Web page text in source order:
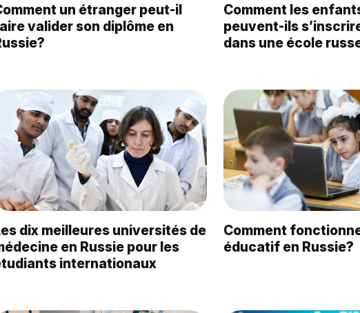
un étranger peut-il
valider son diplôme en
Comment les
peuvent-ils
dans une école
dix meilleures universités de
en Russie pour les
internationaux
Comment
éducatif en Russie?